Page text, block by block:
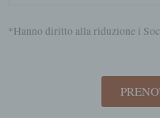
*Hanno diritto alla riduzione i
Restrizione del